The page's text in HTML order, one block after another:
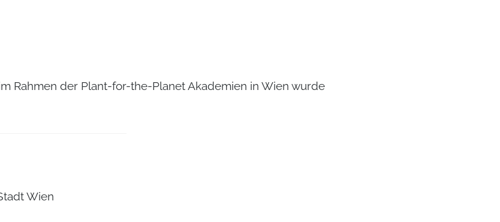
Rahmen der Plant-for-the-Planet Akademien in Wien wurde
Wien